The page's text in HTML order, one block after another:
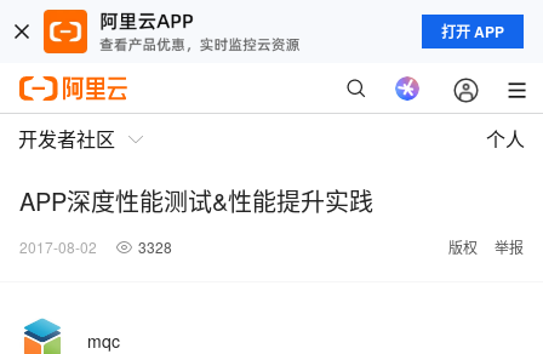
打开 APP
开发者社区 个人
APP深度性能测试&性能提升实践
2017-08-02 3328 版权 举报
mqc